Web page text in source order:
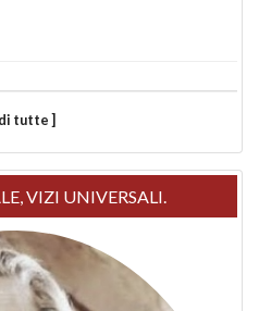
tutte ]
VIZI UNIVERSALI.